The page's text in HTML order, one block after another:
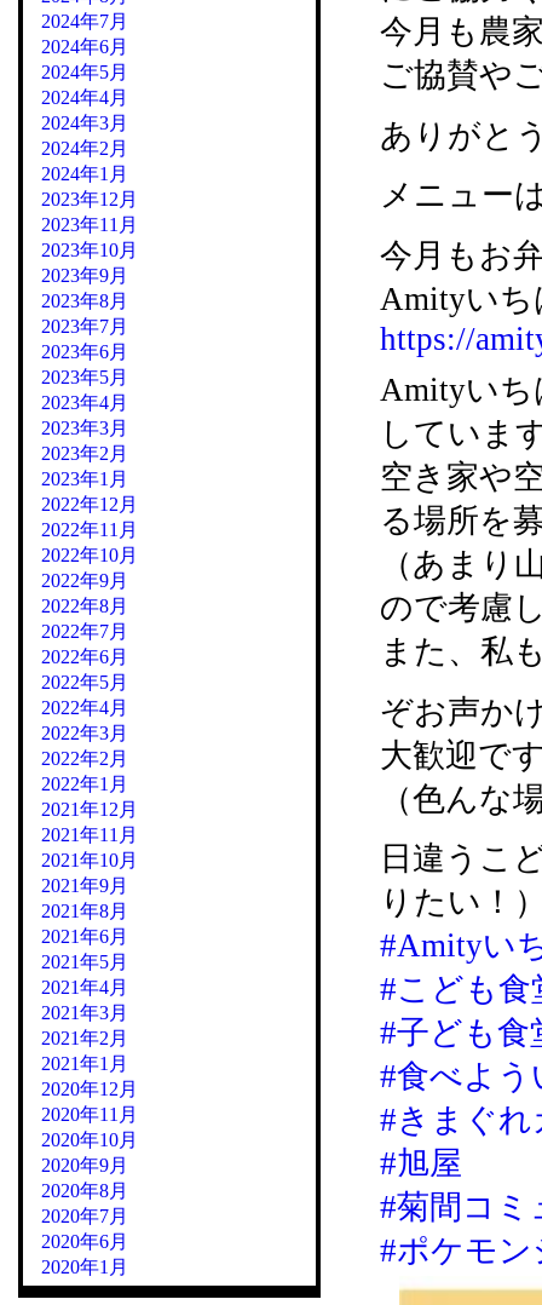
今月も農
ご協賛や
ありがと
メニュー
今月もお
Amityいち
https://
Amityいち
していま
空き家や
る場所を
（あまり
ので考慮
また、私
ぞお声か
大歓迎で
（色んな
日違うこ
りたい！
#Amityい
#こども食
#子ども食
#食べよう
#きまぐれ
#旭屋
#菊間コ
#ポケモ
2024年7月
2024年6月
2024年5月
2024年4月
2024年3月
2024年2月
2024年1月
2023年12月
2023年11月
2023年10月
2023年9月
2023年8月
2023年7月
2023年6月
2023年5月
2023年4月
2023年3月
2023年2月
2023年1月
2022年12月
2022年11月
2022年10月
2022年9月
2022年8月
2022年7月
2022年6月
2022年5月
2022年4月
2022年3月
2022年2月
2022年1月
2021年12月
2021年11月
2021年10月
2021年9月
2021年8月
2021年6月
2021年5月
2021年4月
2021年3月
2021年2月
2021年1月
2020年12月
2020年11月
2020年10月
2020年9月
2020年8月
2020年7月
2020年6月
2020年1月